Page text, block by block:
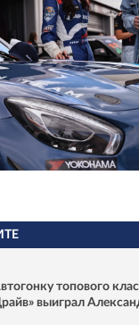
топового
выиграл